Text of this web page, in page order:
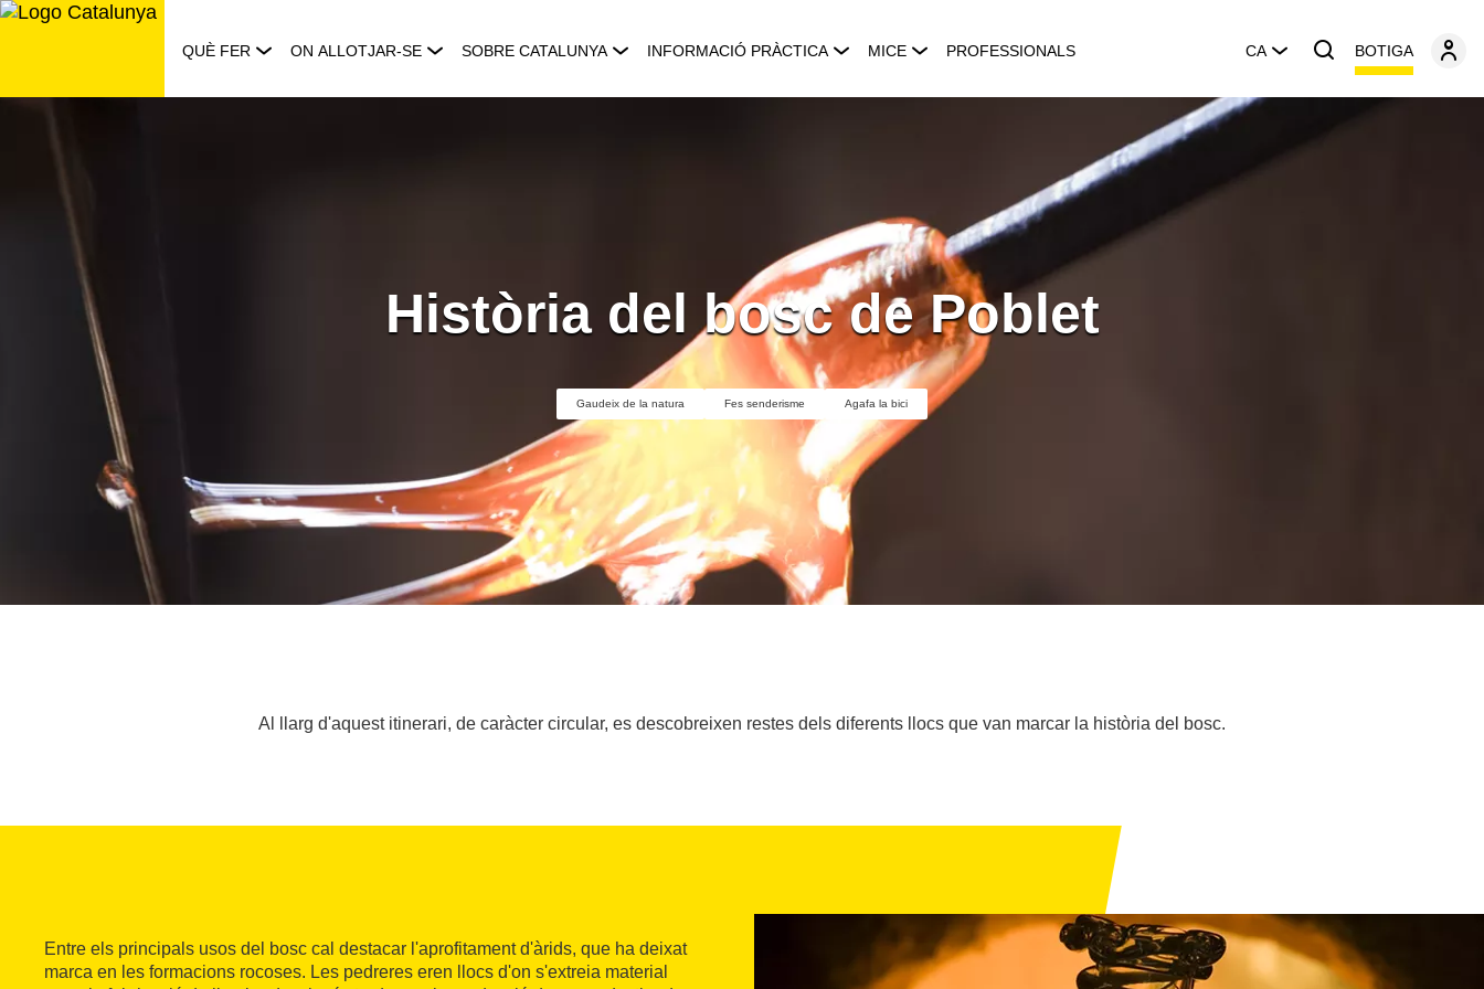
Saltar
QUÈ FER ON ALLOTJAR-SE SOBRE CATALUNYA INFORMACIÓ PRÀCTICA MICE PROFESSIONALS CA BOTIGA
Història del bosc de Poblet
Gaudeix de la natura Fes senderisme Agafa la bici
Al llarg d'aquest itinerari, de caràcter circular, es descobreixen restes dels diferents llocs que van marcar la història del bosc.
Entre els principals usos del bosc cal destacar l'aprofitament d'àrids, que ha deixat
marca en les formacions rocoses. Les pedreres eren llocs d'on s'extreia material